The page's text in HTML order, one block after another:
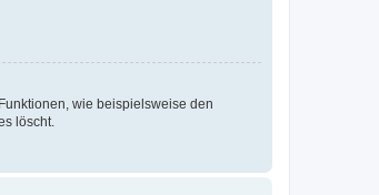
wie beispielsweise den
löscht.